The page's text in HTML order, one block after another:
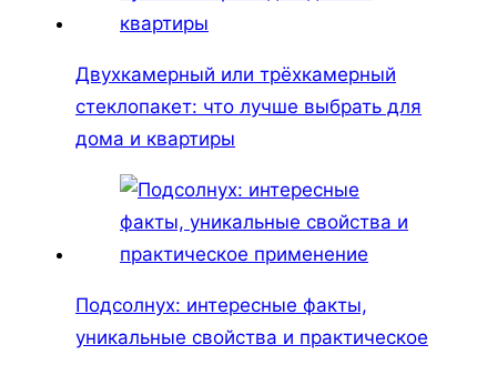
Двухкамерный или трёхкамерный
стеклопакет: что лучше выбрать для
дома и квартиры
Подсолнух: интересные факты,
уникальные свойства и практическое